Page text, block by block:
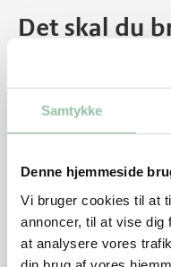
Samtykke
Denne hjemmeside
Vi bruger cookies til at
annoncer, til at vise dig
at analysere vores
Det skal du
½ kg pastinakker
2 persillerødder
2 gulerødder
1 fed hvidløg
2 dl vand
1 spsk flydende
½ bdt persille